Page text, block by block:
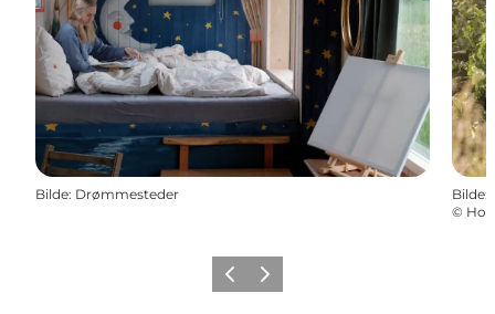
Bilde: Drømmesteder Bilde:
©
ForrigeNeste